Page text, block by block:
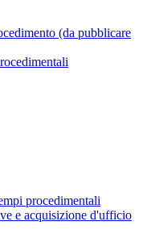
(da pubblicare
procedimentali
e acquisizione d'ufficio